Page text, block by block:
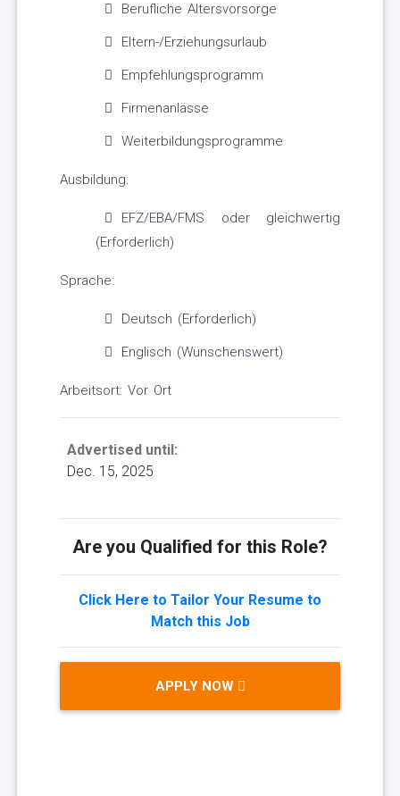
Berufliche Altersvorsorge
Eltern-/Erziehungsurlaub
Empfehlungsprogramm
Firmenanlässe
Weiterbildungsprogramme
Ausbildung:
EFZ/EBA/FMS oder gleichwertig
(Erforderlich)
Sprache:
Deutsch (Erforderlich)
Englisch (Wünschenswert)
Arbeitsort: Vor Ort
Advertised until:
Dec. 15, 2025
Are you Qualified for this Role?
Click Here to Tailor Your Resume to
Match this Job
APPLY NOW